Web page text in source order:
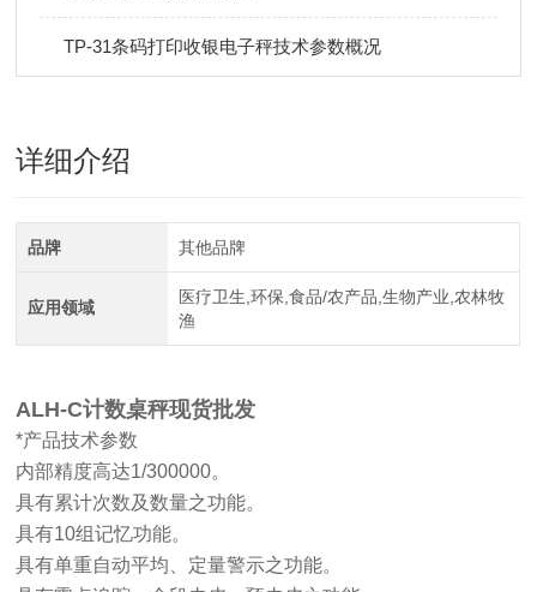
TP-31条码打印收银电子秤技术参数概况
详细介绍
品牌 其他品牌
应用领域
医疗卫生,环保,食品/农产品,生物产业,农林牧
渔
ALH-C计数桌秤现货批发
*产品技术参数
内部精度高达1/300000。
具有累计次数及数量之功能。
具有10组记忆功能。
具有单重自动平均、定量警示之功能。